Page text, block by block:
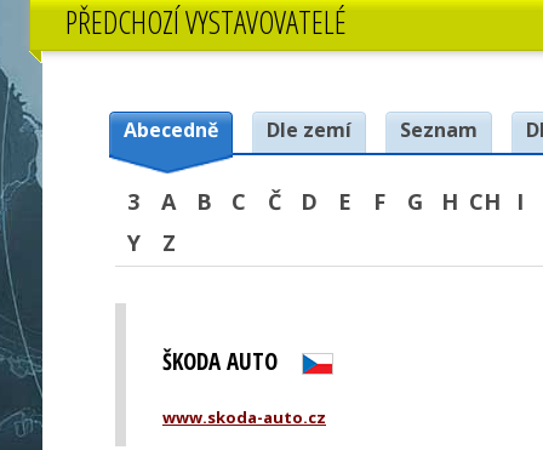
PŘEDCHOZÍ VYSTAVOVATELÉ
Abecedně Dle zemí Seznam
3 A B C Č D E F G H CH
I
Y
Z
ŠKODA AUTO
www.skoda-auto.cz